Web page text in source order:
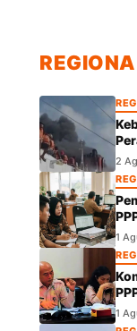
2
1
1